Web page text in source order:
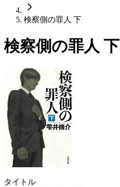
検察側の罪人 下
検察側の罪人 下
タイトル